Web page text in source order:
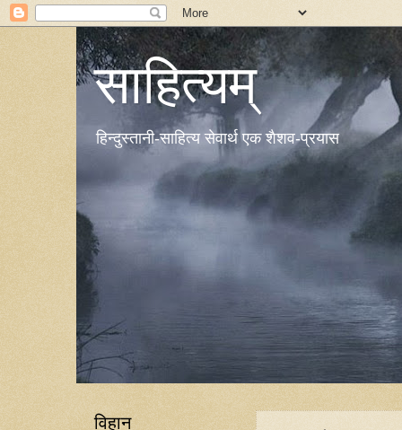
साहित्यम्
हिन्दुस्तानी-साहित्य सेवार्थ एक शैशव-प्रयास
विहान